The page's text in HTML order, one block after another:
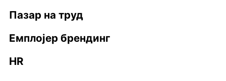
Пазар на труд
Емплојер брендинг
HR